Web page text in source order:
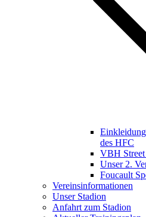
des HFC
VBH Street
Unser 2.
Foucault
Vereinsinformationen
Unser Stadion
Anfahrt zum Stadion